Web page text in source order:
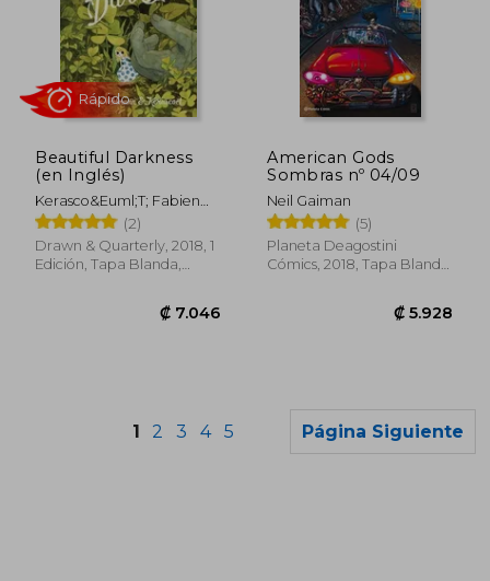
Beautiful Darkness
(en Inglés)
Kerasco&Euml;T; Fabien
Vehlmann
(2)
Drawn & Quarterly, 2018, 1
Edición, Tapa Blanda,
American Gods
Sombras nº 04/09
Neil Gaiman
(5)
Planeta Deagostini
Cómics, 2018, Tapa Blanda,
1 2 3 4 5 Página Siguiente